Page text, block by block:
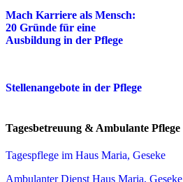
Mach Karriere als Mensch:
20 Gründe für eine
Ausbildung in der Pflege
Stellenangebote in der Pflege
Tagesbetreuung & Ambulante Pflege
Tagespflege im Haus Maria, Geseke
Ambulanter Dienst Haus Maria, Geseke